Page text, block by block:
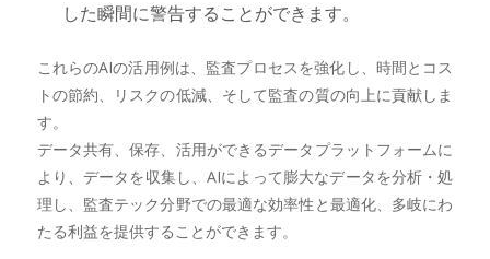
した瞬間に警告することができます。
これらのAIの活用例は、監査プロセスを強化し、時間とコス
トの節約、リスクの低減、そして監査の質の向上に貢献しま
す。
データ共有、保存、活用ができるデータプラットフォームに
より、データを収集し、AIによって膨大なデータを分析・処
理し、監査テック分野での最適な効率性と最適化、多岐にわ
たる利益を提供することができます。